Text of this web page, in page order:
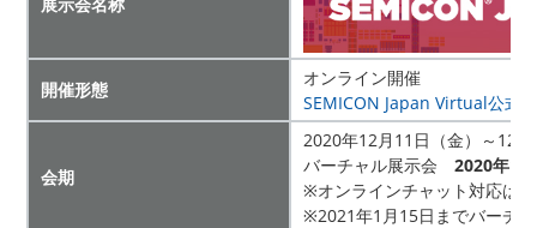
開催形態
オンライン開催
SEMICON Japan Virtual公式
会期
2020年12月11日（金）～12
バーチャル展示会2020年12
※オンラインチャット対応は
※2021年1月15日までバーチ